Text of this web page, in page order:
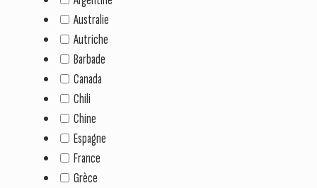
Australie
Autriche
Barbade
Canada
Chili
Chine
Espagne
France
Grèce